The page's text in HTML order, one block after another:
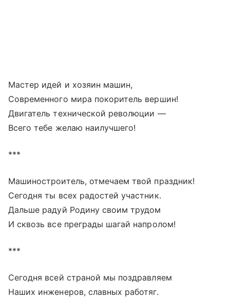
Мастер идей и хозяин машин,
Современного мира покоритель вершин!
Двигатель технической революции —
Всего тебе желаю наилучшего!
***
Машиностроитель, отмечаем твой праздник!
Сегодня ты всех радостей участник.
Дальше радуй Родину своим трудом
И сквозь все преграды шагай напролом!
***
Сегодня всей страной мы поздравляем
Наших инженеров, славных работяг.